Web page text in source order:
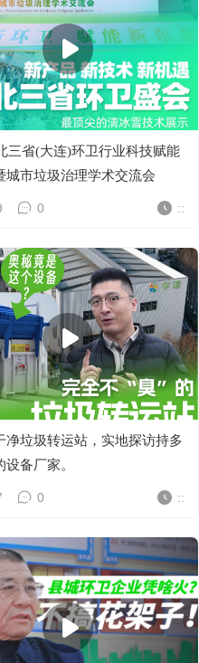
三省(大连)环卫行业科技赋能
城市垃圾治理学术交流会
0 ::
净垃圾转运站，实地探访持多
备厂家。
0 ::